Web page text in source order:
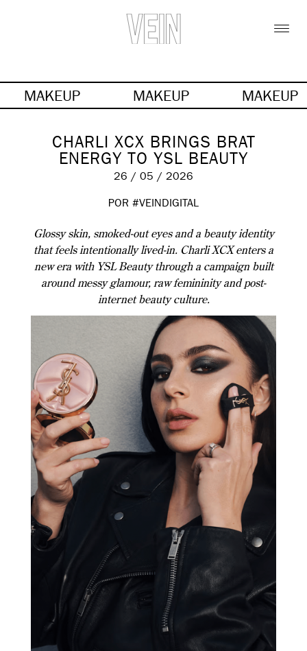
MAKEUP MAKEUP MAKEUP
CHARLI XCX BRINGS BRAT
ENERGY TO YSL BEAUTY
26 / 05 / 2026
POR #VEINDIGITAL
Glossy skin, smoked-out eyes and a beauty identity
that feels intentionally lived-in. Charli XCX enters a
new era with YSL Beauty through a campaign built
around messy glamour, raw femininity and post-
internet beauty culture.